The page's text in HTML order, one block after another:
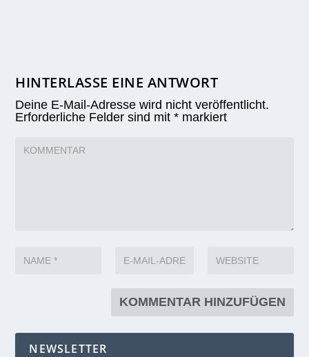
HINTERLASSE EINE ANTWORT
Deine E-Mail-Adresse wird nicht veröffentlicht.
Erforderliche Felder sind mit* markiert
NEWSLETTER